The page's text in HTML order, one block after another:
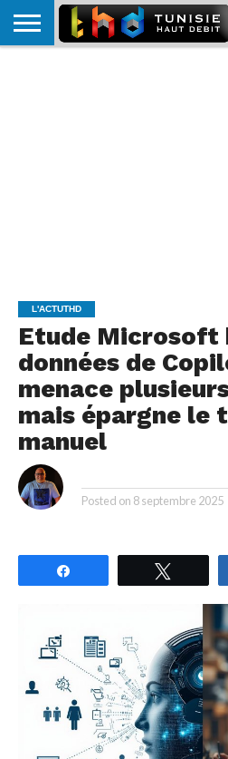
L'ACTUTHD
Etude Microsoft
données de
menace
mais épargne le
manuel
Posted on 8 septembre 2025